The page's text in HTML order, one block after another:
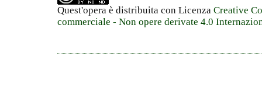
Quest'opera è distribuita con Licenza Creative
commerciale - Non opere derivate 4.0